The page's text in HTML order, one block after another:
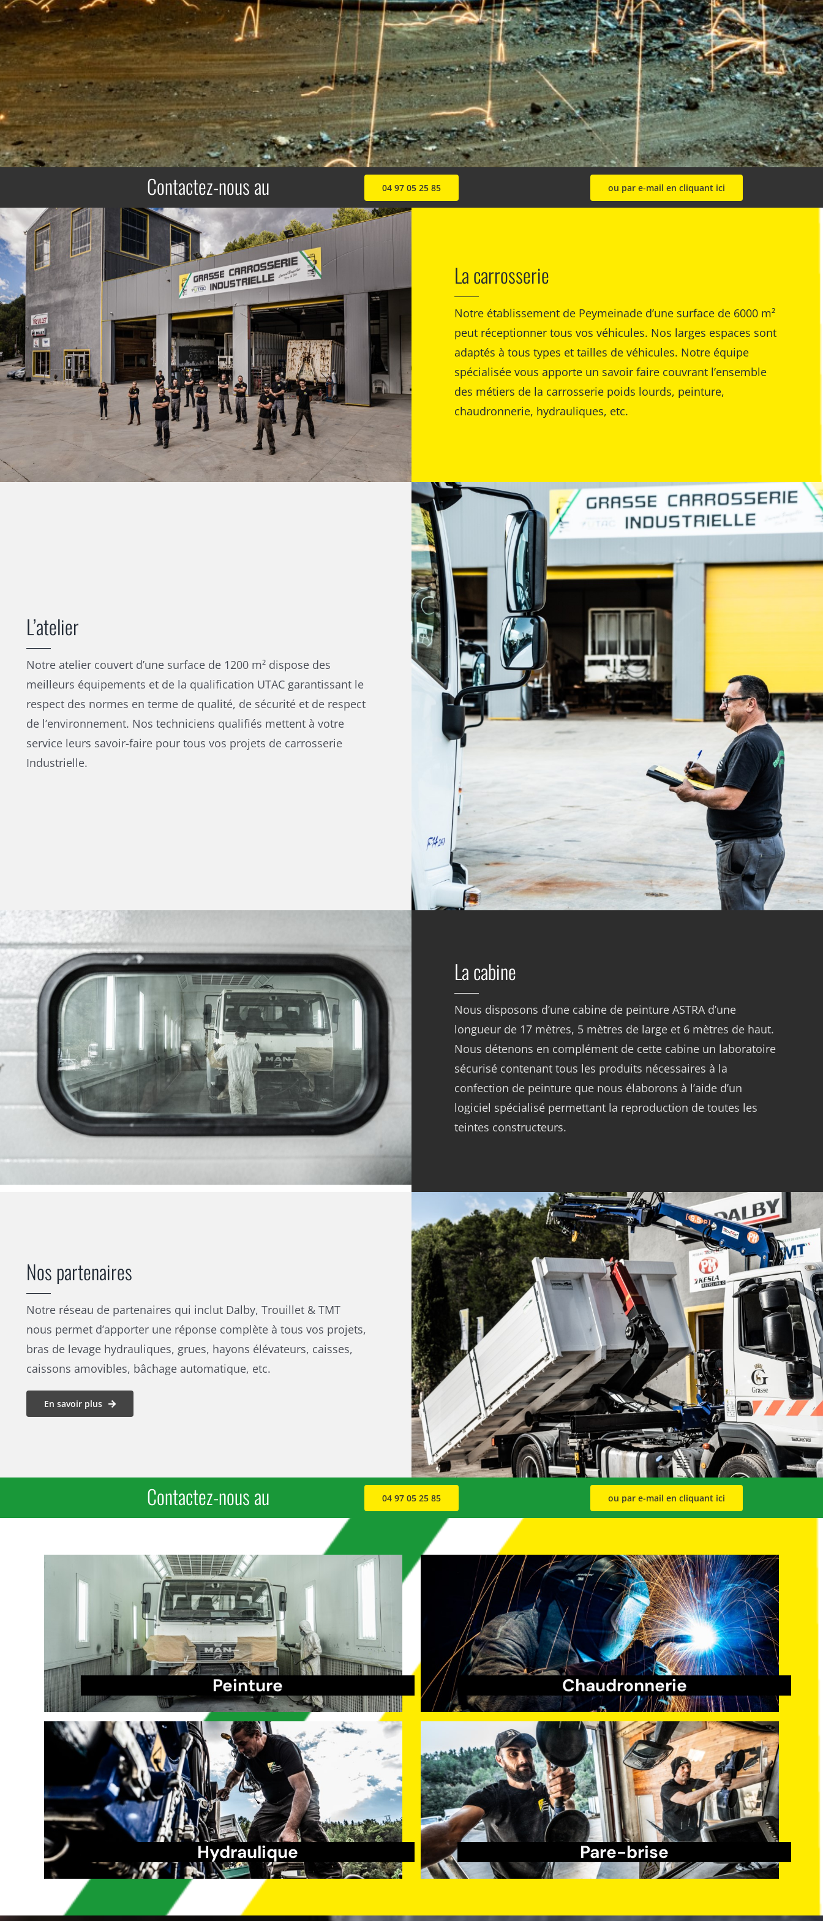
Contactez-nous au 04 97 05 25 85 ou par e-mail en cliquant ici
La carrosserie
Notre établissement de Peymeinade d’une surface de 6000 m²
peut réceptionner tous vos véhicules. Nos larges espaces sont
adaptés à tous types et tailles de véhicules. Notre équipe
spécialisée vous apporte un savoir faire couvrant l’ensemble
des métiers de la carrosserie poids lourds, peinture,
chaudronnerie, hydrauliques, etc.
L’atelier
Notre atelier couvert d’une surface de 1200 m² dispose des
meilleurs équipements et de la qualification UTAC garantissant le
respect des normes en terme de qualité, de sécurité et de respect
de l’environnement. Nos techniciens qualifiés mettent à votre
service leurs savoir-faire pour tous vos projets de carrosserie
Industrielle.
La cabine
Nous disposons d’une cabine de peinture ASTRA d’une
longueur de 17 mètres, 5 mètres de large et 6 mètres de haut.
Nous détenons en complément de cette cabine un laboratoire
sécurisé contenant tous les produits nécessaires à la
confection de peinture que nous élaborons à l’aide d’un
logiciel spécialisé permettant la reproduction de toutes les
teintes constructeurs.
Nos partenaires
Notre réseau de partenaires qui inclut Dalby, Trouillet & TMT
nous permet d’apporter une réponse complète à tous vos projets,
bras de levage hydrauliques, grues, hayons élévateurs, caisses,
caissons amovibles, bâchage automatique, etc.
En savoir plus
Contactez-nous au 04 97 05 25 85 ou par e-mail en cliquant ici
Peinture
En savoir plus
Y aller
Chaudronnerie
En savoir plus
Y aller
Hydraulique
En savoir plus
Y aller
Pare-brise
En savoir plus
Y aller